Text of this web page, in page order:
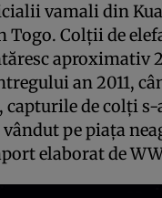
vamali din
Togo. Colţii de
aproximativ
an 2011,
capturile de colţi s-
pe piaţa
elaborat de